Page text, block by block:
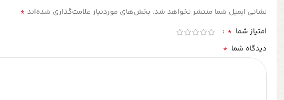
نشانی ایمیل شما منتشر نخواهد شد. بخش‌های موردنیاز علامت‌گذاری شده‌اند *
امتیاز شما *
دیدگاه شما *